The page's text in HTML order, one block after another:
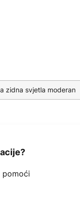
zidna svjetla moderan
pomoći